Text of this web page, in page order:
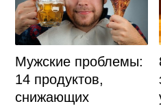
Мужские проблемы:
14 продуктов,
снижающих